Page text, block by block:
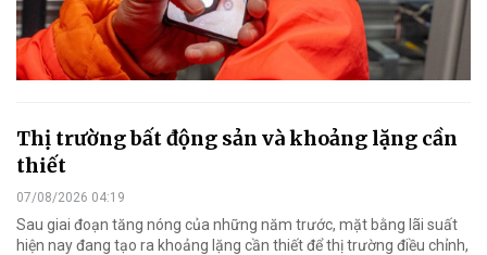
Thị trường bất động sản và khoảng lặng cần
thiết
07/08/2026 04:19
Sau giai đoạn tăng nóng của những năm trước, mặt bằng lãi suất
hiện nay đang tạo ra khoảng lặng cần thiết để thị trường điều chỉnh,